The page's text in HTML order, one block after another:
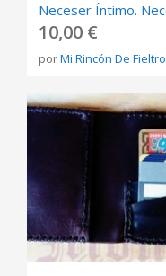
10,00 €
porMi Rincón De Fieltro